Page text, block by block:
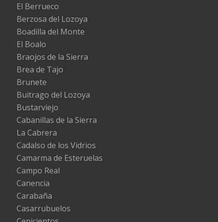
El Berrueco
Berzosa del Lozoya
Boadilla del Monte
El Boalo
Braojos de la Sierra
Brea de Tajo
Brunete
Buitrago del Lozoya
Bustarviejo
Cabanillas de la Sierra
La Cabrera
Cadalso de los Vidrios
Camarma de Esteruelas
Campo Real
Canencia
Carabaña
Casarrubuelos